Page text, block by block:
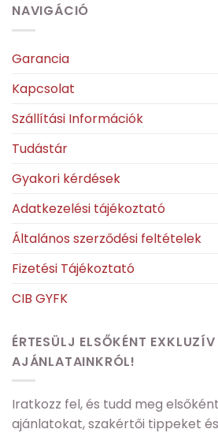
NAVIGÁCIÓ
Garancia
Kapcsolat
Szállítási Információk
Tudástár
Gyakori kérdések
Adatkezelési tájékoztató
Általános szerződési feltételek
Fizetési Tájékoztató
CIB GYFK
ÉRTESÜLJ ELSŐKÉNT EXKLUZÍV
AJÁNLATAINKRÓL!
Iratkozz fel, és tudd meg
ajánlatokat, szakértői tippeket